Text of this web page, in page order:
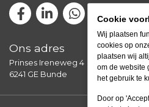
Cookie
Wij plaatsen
cookies op
plaatsen wij
om de website
het gebruik te
Door op
Ons adres
Prinses Ireneweg 4
6241 GE Bunde